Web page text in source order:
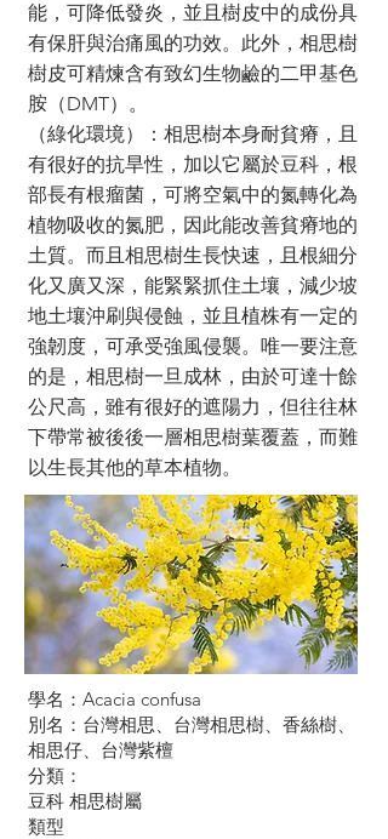
能，可降低發炎，並且樹皮中的成份具
有保肝與治痛風的功效。此外，相思樹
樹皮可精煉含有致幻生物鹼的二甲基色
胺（DMT）。
​（綠化環境）：相思樹本身耐貧瘠，且
有很好的抗旱性，加以它屬於豆科，根
部長有根瘤菌，可將空氣中的氮轉化為
植物吸收的氮肥，因此能改善貧瘠地的
土質。而且相思樹生長快速，且根細分
化又廣又深，能緊緊抓住土壤，減少坡
地土壤沖刷與侵蝕，並且植株有一定的
強韌度，可承受強風侵襲。唯一要注意
的是，相思樹一旦成林，由於可達十餘
公尺高，雖有很好的遮陽力，但往往林
下帶常被後後一層相思樹葉覆蓋，而難
以生長其他的草本植物。
學名：Acacia confusa
別名：台灣相思、台灣相思樹、香絲樹、
相思仔、台灣紫檀
分類：
豆科 相思樹屬
類型